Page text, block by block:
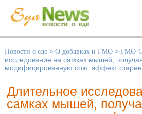
Новости о еде > О добавках и ГМО > ГМО-
исследование на самках мышей,
модифицированную сою: эффект
Длительное
самках мышей,